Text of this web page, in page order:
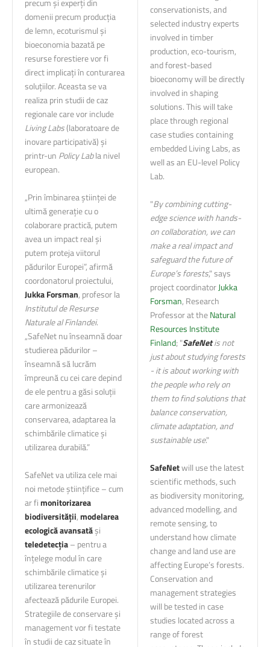
domenii precum producția
de lemn, ecoturismul și
bioeconomia bazată pe
resurse forestiere vor fi
direct implicați în conturarea
soluțiilor. Aceasta se va
realiza prin studii de caz
regionale care vor include
Living Labs(laboratoare de
inovare participativă) și
printr-un Policy Labla nivel
european.
„Prin îmbinarea științei de
ultimă generație cu o
colaborare practică, putem
avea un impact real și
putem proteja viitorul
pădurilor Europei”, afirmă
coordonatorul proiectului,
Jukka Forsman, profesor la
Institutul de Resurse
Naturale al Finlandei.
„SafeNet nu înseamnă doar
studierea pădurilor –
înseamnă să lucrăm
împreună cu cei care depind
de ele pentru a găsi soluții
care armonizează
conservarea, adaptarea la
schimbările climatice și
utilizarea durabilă.”
SafeNet va utiliza cele mai
noi metode științifice – cum
ar fimonitorizarea
biodiversității,modelarea
ecologică avansatăși
teledetecția– pentru a
înțelege modul în care
schimbările climatice și
utilizarea terenurilor
afectează pădurile Europei.
Strategiile de conservare și
management vor fi testate
în studii de caz situate în
conservationists, and
selected industry experts
involved in timber
production, eco-tourism,
and forest-based
bioeconomy will be directly
involved in shaping
solutions. This will take
place through regional
case studies containing
embedded Living Labs, as
well as an EU-level Policy
Lab.
"By combining cutting-
edge science with hands-
on collaboration, we can
make a real impact and
safeguard the future of
Europe’s forests," says
project coordinatorJukka
Forsman, Research
Professor at theNatural
Resources Institute
Finland; "SafeNetis not
just about studying forests
- it is about working with
the people who rely on
them to find solutions that
balance conservation,
climate adaptation, and
sustainable use."
SafeNetwill use the latest
scientific methods, such
as biodiversity monitoring,
advanced modelling, and
remote sensing, to
understand how climate
change and land use are
affecting Europe’s forests.
Conservation and
management strategies
will be tested in case
studies located across a
range of forest